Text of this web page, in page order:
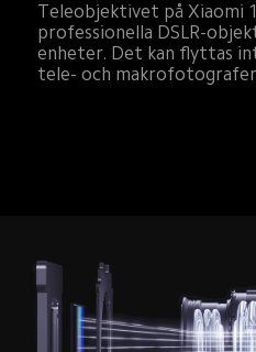
Teleobjektivet på Xiaomi
professionella DSLR-
enheter. Det kan flyttas
tele- och